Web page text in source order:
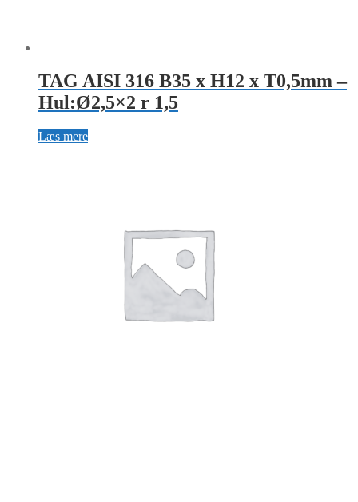
TAG AISI 316 B35 x H12 x T0,5mm –
Hul:Ø2,5×2 r 1,5
Læs mere